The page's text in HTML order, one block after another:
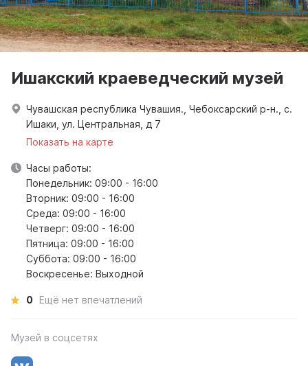
Ишакский краеведческий музей
Чувашская республика Чувашия., Чебоксарский р-н., с.
Ишаки, ул. Центральная, д 7
Показать на карте
Часы работы:
Понедельник: 09:00 - 16:00
Вторник: 09:00 - 16:00
Среда: 09:00 - 16:00
Четверг: 09:00 - 16:00
Пятница: 09:00 - 16:00
Суббота: 09:00 - 16:00
Воскресенье: Выходной
0 Ещё нет впечатлений
Музей в соцсетях